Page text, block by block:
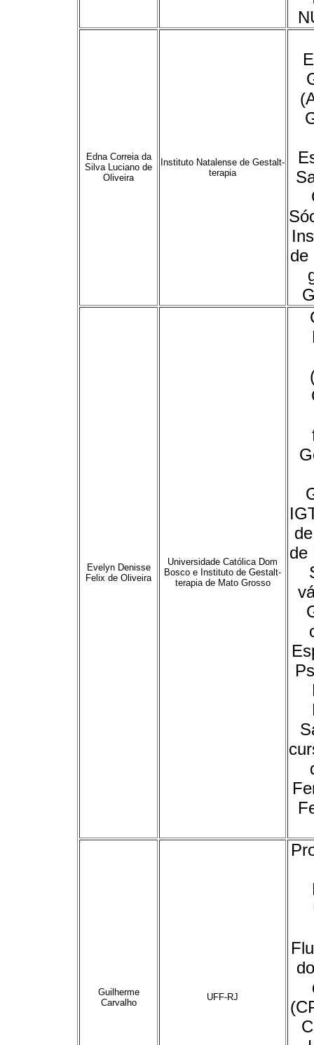
Edna Correia da
Silva Luciano de
Oliveira
Instituto Natalense de Gestalt-
terapia
de
Evelyn Denisse
Felix de Oliveira
Universidade Católica Dom
Bosco e Instituto de Gestalt-
terapia de Mato Grosso
de
Guilherme
Carvalho
UFF-RJ